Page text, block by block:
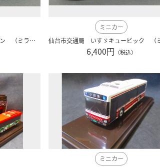
仙台市交通局 日野ブルーリボン （ミラー付） 1/80 アドウイング製 AW-045
ミニカー
6,400円 （税込）
ミニカー